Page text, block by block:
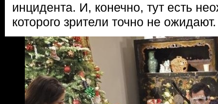
инцидента. И, конечно, тут есть
которого зрители точно не ожидают.